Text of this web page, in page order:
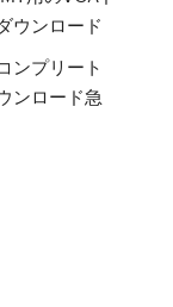
ウンロード
ンプリート
ンロード急